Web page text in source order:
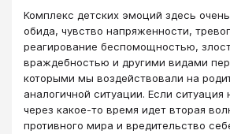
Комплекс детских эмоций здесь
обида, чувство напряженности,
реагирование беспомощностью,
враждебностью и другими видами
которыми мы воздействовали на
аналогичной ситуации. Если ситуация
через какое-то время идет вторая
противного мира и вредительство